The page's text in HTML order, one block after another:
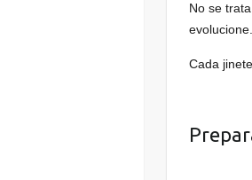
No se
Cada